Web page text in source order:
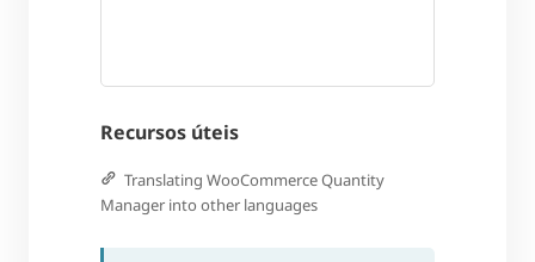
Recursos úteis
Translating WooCommerce Quantity
Manager into other languages